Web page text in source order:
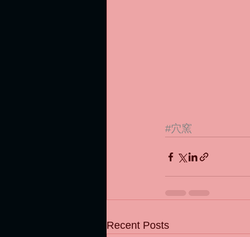
#穴窯
Recent Posts